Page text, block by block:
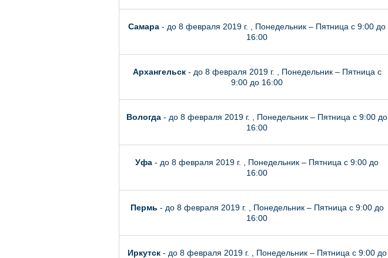
Самара - до 8 февраля 2019 г. , Понедельник – Пятница с 9:00 до
16:00
Архангельск- до 8 февраля 2019 г. , Понедельник – Пятница с
9:00 до 16:00
Вологда - до 8 февраля 2019 г. , Понедельник – Пятница с 9:00 до
16:00
Уфа - до 8 февраля 2019 г. , Понедельник – Пятница с 9:00 до
16:00
Пермь - до 8 февраля 2019 г. , Понедельник – Пятница с 9:00 до
16:00
Иркутск- до 8 февраля 2019 г. , Понедельник – Пятница с 9:00 до